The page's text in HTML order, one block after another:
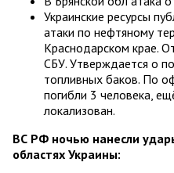
Украинские ресурсы
атаки по нефтяному
Краснодарском крае.
СБУ. Утверждается о
топливных баков. По
погибли 3 человека,
локализован.
ВС РФ ночью нанесли
областях Украины: